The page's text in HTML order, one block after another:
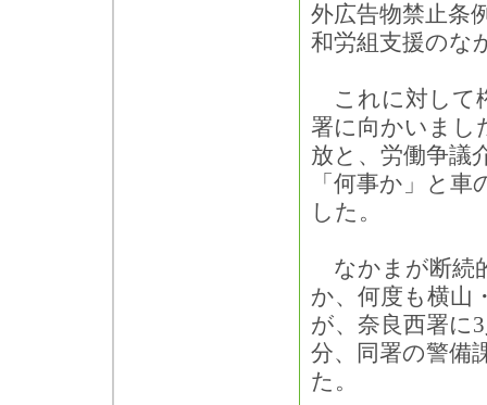
外広告物禁止条
和労組支援のな
これに対して
署に向かいまし
放と、労働争議
「何事か」と
した。
なかまが断続
か、何度も横山
が、奈良西署に
分、同署の警備
た。